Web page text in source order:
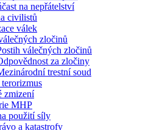
na nepřátelství
civilistů
válek
zločinů
válečných zločinů
za zločiny
trestní soud
zmizení
MHP
použití síly
a katastrofy